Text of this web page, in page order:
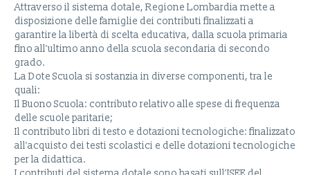
Attraverso il sistema dotale, Regione Lombardia mette a
disposizione delle famiglie dei contributi finalizzati a
garantire la libertà di scelta educativa, dalla scuola primaria
fino all’ultimo anno della scuola secondaria di secondo
grado.
La Dote Scuola si sostanzia in diverse componenti, tra le
quali:
Il Buono Scuola: contributo relativo alle spese di frequenza
delle scuole paritarie;
Il contributo libri di testo e dotazioni tecnologiche: finalizzato
all’acquisto dei testi scolastici e delle dotazioni tecnologiche
per la didattica.